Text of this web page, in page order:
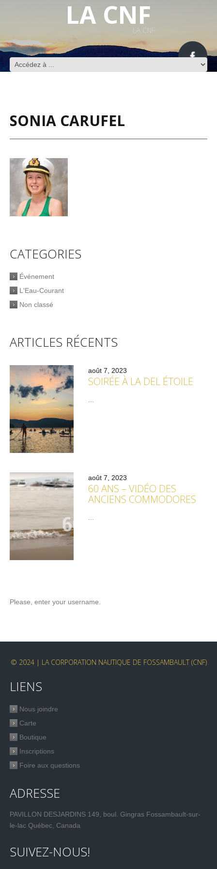
LA CNF
LA CNF
SONIA CARUFEL
CATEGORIES
Événement
L'Eau-Courant
Non classé
ARTICLES RÉCENTS
août 7, 2023
SOIRÉE À LA DEL ÉTOILE
août 7, 2023
60 ANS – VIDÉO DES
ANCIENS COMMODORES
Please, enter your username.
© 2024 | LA CORPORATION NAUTIQUE DE FOSSAMBAULT (CNF)
LIENS
Nous joindre
Carte
Boutique
Inscriptions
Foire aux questions
ADRESSE
PAVILLON DESJARDINS 149, boul. Gingras Fossambault-sur-
le-lac Québec, Canada
SUIVEZ-NOUS!